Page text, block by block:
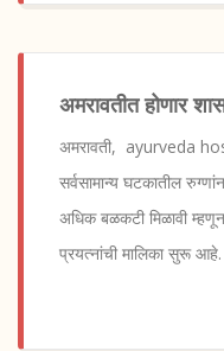
अमरावतीत होणार
अमरावती, ayurveda
सर्वसामान्य घटकातील
अधिक बळकटी मिळावी
प्रयत्नांची मालिका सुरू आहे.